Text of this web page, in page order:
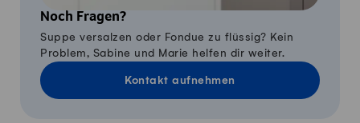
Noch Fragen?
Suppe versalzen oder Fondue zu flüssig? Kein
Problem, Sabine und Marie helfen dir weiter.
Kontakt aufnehmen